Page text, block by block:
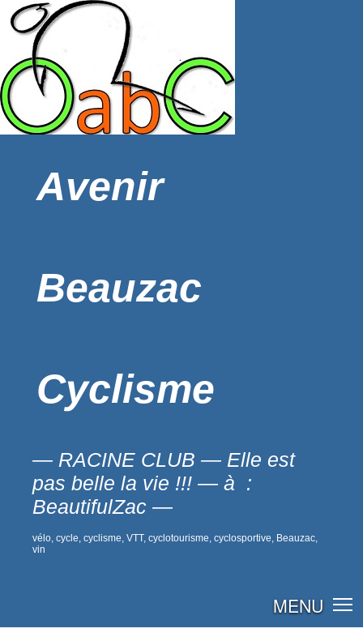
Avenir
Beauzac
Cyclisme
— RACINE CLUB — Elle est
pas belle la vie !!! — à :
BeautifulZac —
vélo, cycle, cyclisme, VTT, cyclotourisme, cyclosportive, Beauzac,
vin
MENU